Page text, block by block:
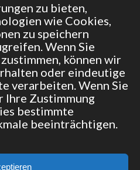
zu bieten,
wie Cookies,
zu speichern
Wenn Sie
können wir
oder eindeutige
verarbeiten. Wenn Sie
Ihre Zustimmung
bestimmte
beeinträchtigen.
with ♥ by